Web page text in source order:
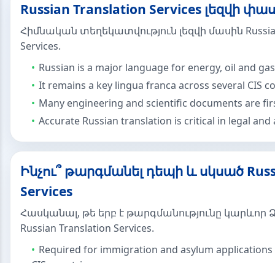
Russian Translation Services լեզվի
Հիմնական տեղեկատվություն լեզվի մասին
Services.
Russian is a major language for energy, oil and
It remains a key lingua franca across several CIS
Many engineering and scientific documents are
Accurate Russian translation is critical in legal
Ինչու՞ թարգմանել դեպի և սկսած
Services
Հասկանալ, թե երբ է թարգմանությունը կարևոր
Russian Translation Services.
Required for immigration and asylum applications